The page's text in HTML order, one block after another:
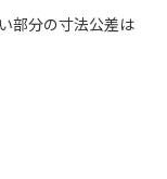
部分の寸法公差は